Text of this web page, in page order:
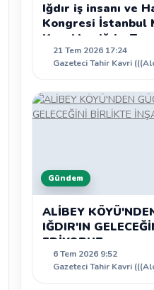
Iğdır iş insanı ve
Kongresi İstanbul
Kaya’dan Iğdır
birlik ve beraberlik
21 Tem 2026 17:24
Gazeteci Tahir Kavri
Gündem
ALİBEY
IĞDIR'IN
EDİYORUZ
6 Tem 2026 9:52
Gazeteci Tahir Kavri